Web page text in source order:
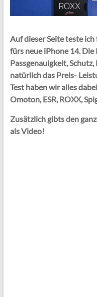
Auf dieser Seite teste
fürs neue iPhone 14.
Passgenauigkeit,
natürlich das Preis-
Test haben wir alles
Omoton, ESR, ROXX,
Zusätzlich gibts den
als Video!